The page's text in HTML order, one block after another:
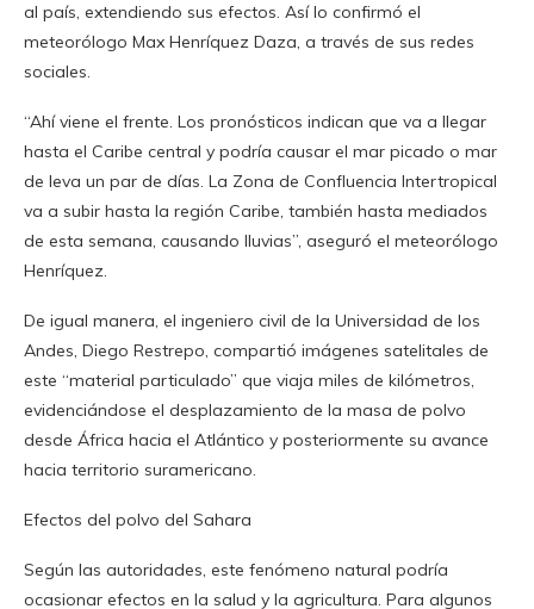
al país, extendiendo sus efectos. Así lo confirmó el
meteorólogo Max Henríquez Daza, a través de sus redes
sociales.
“Ahí viene el frente. Los pronósticos indican que va a llegar
hasta el Caribe central y podría causar el mar picado o mar
de leva un par de días. La Zona de Confluencia Intertropical
va a subir hasta la región Caribe, también hasta mediados
de esta semana, causando lluvias”, aseguró el meteorólogo
Henríquez.
De igual manera, el ingeniero civil de la Universidad de los
Andes, Diego Restrepo, compartió imágenes satelitales de
este “material particulado” que viaja miles de kilómetros,
evidenciándose el desplazamiento de la masa de polvo
desde África hacia el Atlántico y posteriormente su avance
hacia territorio suramericano.
Efectos del polvo del Sahara
Según las autoridades, este fenómeno natural podría
ocasionar efectos en la salud y la agricultura. Para algunos